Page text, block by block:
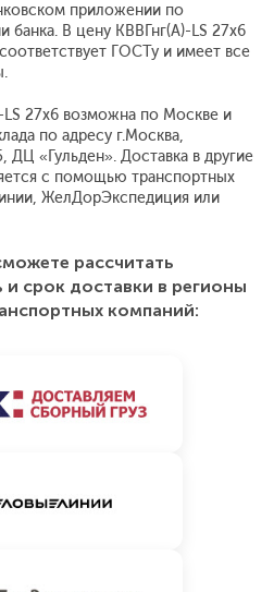
приложении по
банка. В цену КВВГнг(А)-LS 27х6
ГОСТу и имеет все
LS 27х6 возможна по Москве и
по адресу г.Москва,
ДЦ «Гульден». Доставка в другие
с помощью транспортных
ЖелДорЭкспедиция или
рассчитать
срок доставки в регионы
компаний: